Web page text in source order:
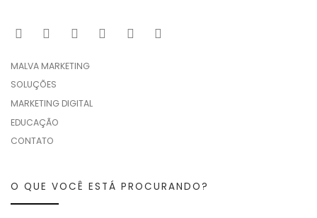
MALVA MARKETING
SOLUÇÕES
MARKETING DIGITAL
EDUCAÇÃO
CONTATO
O QUE VOCÊ ESTÁ PROCURANDO?